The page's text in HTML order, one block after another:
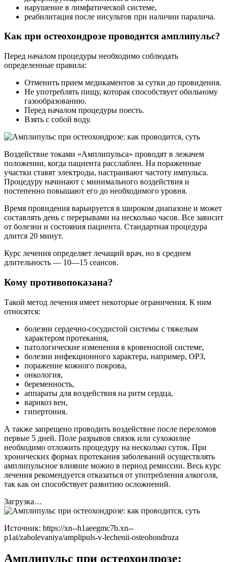
нарушение в лимфатической системе,
реабилитация после инсультов при наличии паралича.
Как при остеохондрозе проводится амплипульс?
Перед началом процедуры необходимо соблюдать
определенные правила:
Отменить прием медикаментов за сутки до провидения.
Не употреблять пищу, которая способствует обильному
газообразованию.
Перед началом процедуры поесть.
Взять с собой воду.
Воздействие токами «Амплипульса» проводят в лежачем
положении, когда пациента расслаблен. На пораженные
участки ставят электроды, настраивают частоту импульса.
Процедуру начинают с минимального воздействия и
постепенно повышают его до необходимого уровня.
Время провидения варьируется в широком диапазоне и может
составлять день с перерывами на несколько часов. Все зависит
от болезни и состояния пациента. Стандартная процедура
длится 20 минут.
Курс лечения определяет лечащий врач, но в среднем
длительность — 10—15 сеансов.
Кому противопоказана?
Такой метод лечения имеет некоторые ограничения. К ним
относятся:
болезни сердечно-сосудистой системы с тяжелым
характером протекания,
патологические изменения в кровеносной системе,
болезни инфекционного характера, например, ОРЗ,
поражение кожного покрова,
онкология,
беременность,
аппараты для воздействия на ритм сердца,
варикоз вен,
гипертония.
А также запрещено проводить воздействие после переломов
первые 5 дней. Поле разрывов связок или сухожилие
необходимо отложить процедуру на несколько суток. При
хронических формах протекания заболеваний осуществлять
амплипульсное влияние можно в период ремиссии. Весь курс
лечения рекомендуется отказаться от употребления алкоголя,
так как он способствует развитию осложнений.
Загрузка…
Источник: https://xn--h1aeegmc7b.xn--
p1ai/zabolevaniya/amplipuls-v-lechenii-osteohondroza
Амплипульс при остеохондрозе: